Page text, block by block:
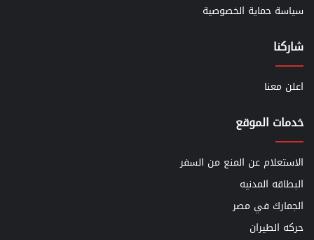
سياسة حماية الخصوصية
شاركنا
اعلن معنا
خدمات الموقع
الاستعلام عن المنع من السفر
البطاقه المدنيه
الجمارك في مصر
حركه الطيران